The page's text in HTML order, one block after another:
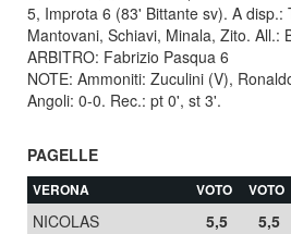
5, Improta 6 (83' Bittante sv). A disp.:
Mantovani, Schiavi, Minala, Zito. All.:
ARBITRO: Fabrizio Pasqua 6
NOTE: Ammoniti: Zuculini (V),
Angoli: 0-0. Rec.: pt 0', st 3'.
PAGELLE
VERONA VOTO VOTO
NICOLAS 5,5 5,5